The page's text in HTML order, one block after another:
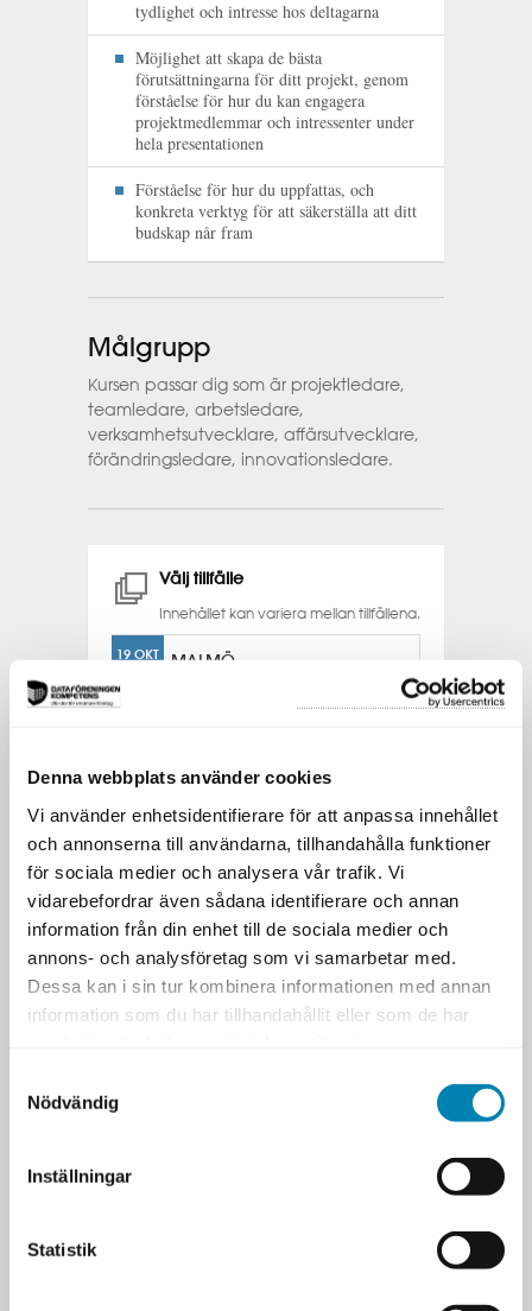
Denna webbplats använder cookies
Vi använder enhetsidentifierare för att anpassa innehållet
och annonserna till användarna, tillhandahålla funktioner
för sociala medier och analysera vår trafik. Vi
vidarebefordrar även sådana identifierare och annan
information från din enhet till de sociala medier och
annons- och analysföretag som vi samarbetar med.
Dessa kan i sin tur kombinera informationen med annan
information som du har tillhandahållit eller som de har
Nödvändig
Inställningar
Statistik
tydlighet och intresse hos deltagarna
Möjlighet att skapa de bästa
förutsättningarna för ditt projekt, genom
förståelse för hur du kan engagera
projektmedlemmar och intressenter under
hela presentationen
Förståelse för hur du uppfattas, och
konkreta verktyg för att säkerställa att ditt
budskap når fram
Målgrupp
Kursen passar dig som är projektledare,
teamledare, arbetsledare,
verksamhetsutvecklare, affärsutvecklare,
förändringsledare, innovationsledare.
Välj tillfälle
Innehållet kan variera mellan tillfällena.
19 OKT
MALMÖ
23 NOV
2026
2026
ONLINE
JAG VILL BOKA MIG!
Format
1-dagskurs